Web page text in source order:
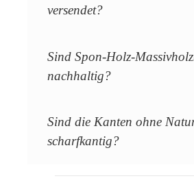
versendet?
Sind Spon-Holz-
nachhaltig?
Sind die Kanten ohne
scharfkantig?